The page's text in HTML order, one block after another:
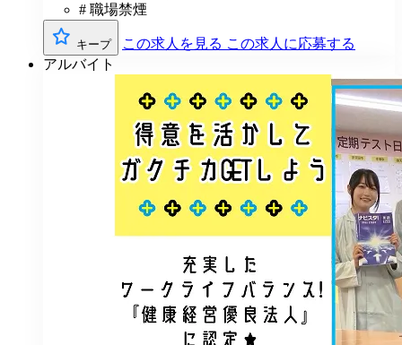
# 職場禁煙
キープ この求人を見る この求人に応募する
アルバイト